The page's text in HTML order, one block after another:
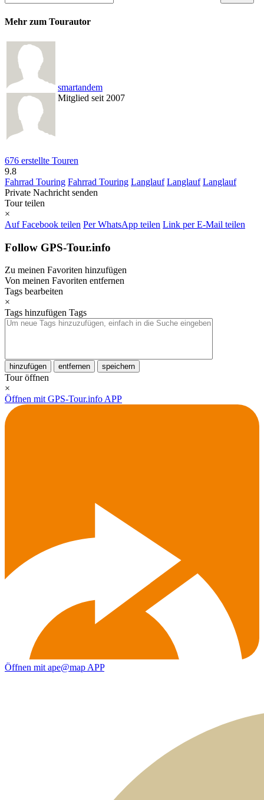
Mehr zum Tourautor
smartandem
Mitglied seit 2007
676 erstellte Touren
9.8
Fahrrad Touring Fahrrad Touring Langlauf Langlauf Langlauf
Private Nachricht senden
Tour teilen
×
Auf Facebook teilen Per WhatsApp teilen Link per E-Mail teilen
Follow GPS-Tour.info
Zu meinen Favoriten hinzufügen
Von meinen Favoriten entfernen
Tags bearbeiten
×
Tags hinzufügen Tags
hinzufügen entfernen speichern
Tour öffnen
×
Öffnen mit GPS-Tour.info APP
Öffnen mit ape@map APP